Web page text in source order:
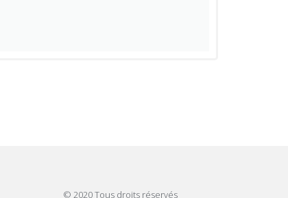
© 2020 Tous droits réservés